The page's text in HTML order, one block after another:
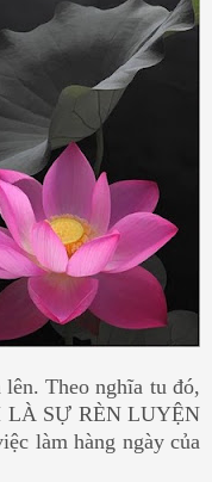
Theo nghĩa tu đó,
SỰ RÈN LUYỆN
làm hàng ngày của